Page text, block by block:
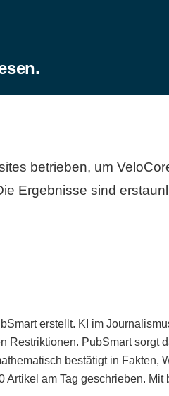
betrieben, um
Ergebnisse sind
erstellt. KI im
PubSmart sorgt
bestätigt in Fakten,
am Tag geschrieben. Mit